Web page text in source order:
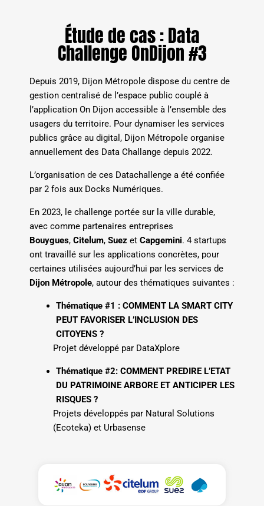
Étude de cas : Data
Challenge OnDijon #3
Depuis 2019, Dijon Métropole dispose du centre de
gestion centralisé de l’espace public couplé à
l’application On Dijon accessible à l’ensemble des
usagers du territoire. Pour dynamiser les services
publics grâce au digital, Dijon Métropole organise
annuellement des Data Challange depuis 2022.
L’organisation de ces Datachallenge a été confiée
par 2 fois aux Docks Numériques.
En 2023, le challenge portée sur la ville durable,
avec comme partenaires entreprises
Bouygues, Citelum, Suez et Capgemini. 4 startups
ont travaillé sur les applications concrètes, pour
certaines utilisées aujourd’hui par les services de
Dijon Métropole, autour des thématiques suivantes :
Thématique #1 : COMMENT LA SMART CITY
PEUT FAVORISER L’INCLUSION DES
CITOYENS ?
Projet développé par DataXplore
Thématique #2: COMMENT PREDIRE L’ETAT
DU PATRIMOINE ARBORE ET ANTICIPER LES
RISQUES ?
Projets développés par Natural Solutions
(Ecoteka) et Urbasense